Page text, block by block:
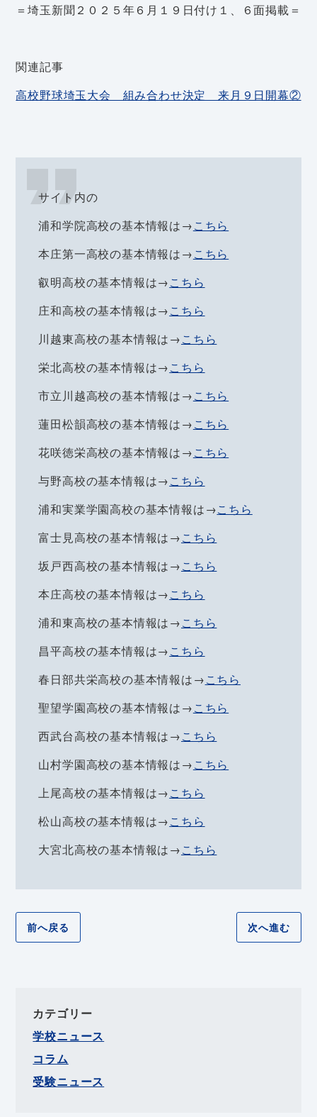
＝埼玉新聞２０２５年６月１９日付け１、６面掲載＝
関連記事
高校野球埼玉大会 組み合わせ決定 来月９日開幕②
サイト内の
浦和学院高校の基本情報は→こちら
本庄第一高校の基本情報は→こちら
叡明高校の基本情報は→こちら
庄和高校の基本情報は→こちら
川越東高校の基本情報は→こちら
栄北高校の基本情報は→こちら
市立川越高校の基本情報は→こちら
蓮田松韻高校の基本情報は→こちら
花咲徳栄高校の基本情報は→こちら
与野高校の基本情報は→こちら
浦和実業学園高校の基本情報は→こちら
富士見高校の基本情報は→こちら
坂戸西高校の基本情報は→こちら
本庄高校の基本情報は→こちら
浦和東高校の基本情報は→こちら
昌平高校の基本情報は→こちら
春日部共栄高校の基本情報は→こちら
聖望学園高校の基本情報は→こちら
西武台高校の基本情報は→こちら
山村学園高校の基本情報は→こちら
上尾高校の基本情報は→こちら
松山高校の基本情報は→こちら
大宮北高校の基本情報は→こちら
前へ戻る 次へ進む
カテゴリー
学校ニュース
コラム
受験ニュース